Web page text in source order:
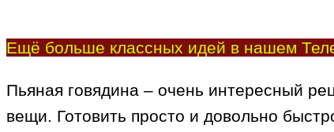
Ещё больше классных идей в нашем
Пьяная говядина – очень интересный
вещи. Готовить просто и довольно